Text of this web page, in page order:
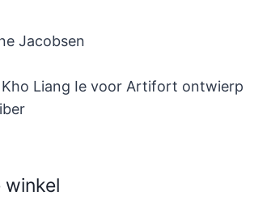
Jacobsen
Liang Ie voor Artifort ontwierp
winkel